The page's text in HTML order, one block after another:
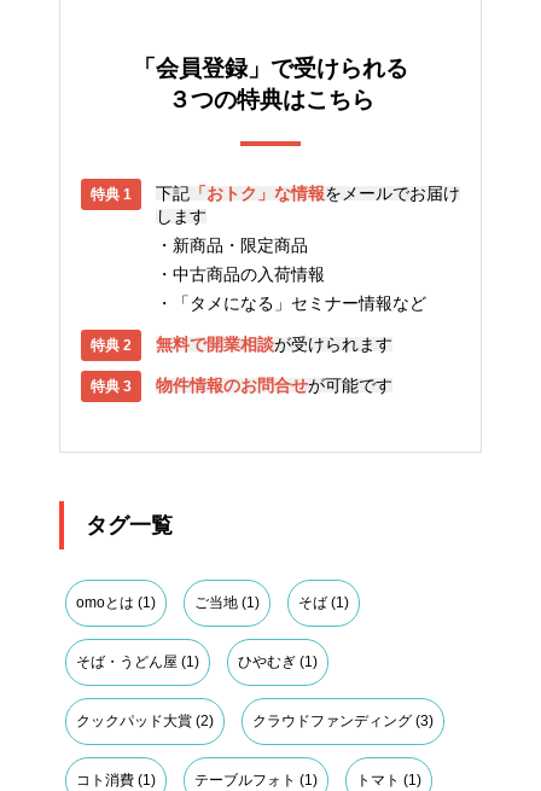
「会員登録」で受けられる
３つの特典はこちら
下記 「おトク」な情報をメールでお届け
します
新商品・限定商品
中古商品の入荷情報
「タメになる」セミナー情報など
無料で開業相談が受けられます
物件情報のお問合せが可能です
タグ一覧
omoとは (1) ご当地 (1) そば (1)
そば・うどん屋 (1) ひやむぎ (1)
クックパッド大賞 (2) クラウドファンディング (3)
コト消費 (1) テーブルフォト (1) トマト (1)